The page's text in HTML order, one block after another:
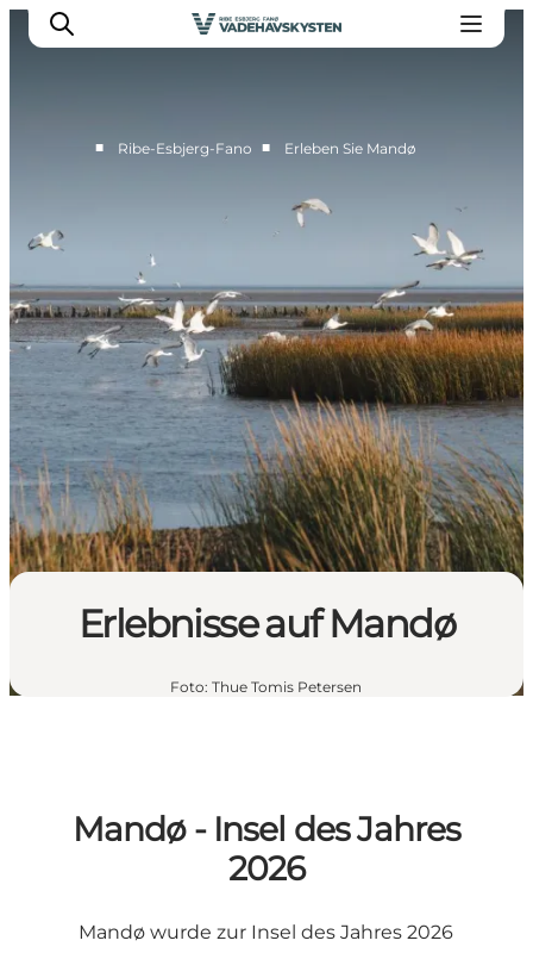
Esbjerg
Mandø
Wattenmeer
Essen und Schlafen
Veranstaltungen
■ Ribe-Esbjerg-Fano ■ Erleben Sie Mandø
Erlebnisse auf Mandø
Foto: Thue Tomis Petersen
Mandø - Insel des Jahres
2026
Mandø wurde zur Insel des Jahres 2026